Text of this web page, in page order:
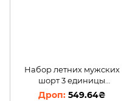
Набор летних мужских
шорт 3 единицы
(случайная модель) размер
549.64₴